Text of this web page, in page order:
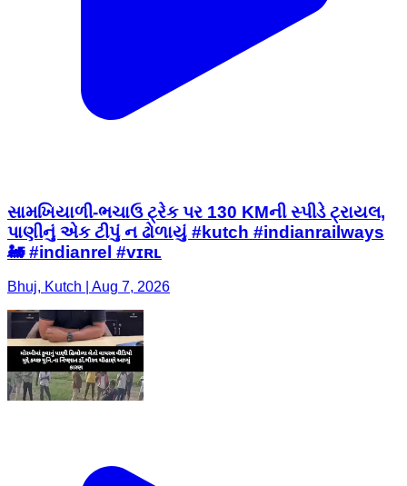
સામખિયાળી-ભચાઉ ટ્રેક પર 130 KMની સ્પીડે ટ્રાયલ,
પાણીનું એક ટીપું ન ઢોળાયું #kutch #indianrailways
🚂 #indianrel #ᴠɪʀʟ
Bhuj, Kutch | Aug 7, 2026